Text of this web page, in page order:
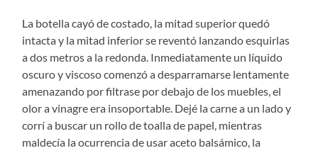
La botella cayó de costado, la mitad superior quedó
intacta y la mitad inferior se reventó lanzando esquirlas
a dos metros a la redonda. Inmediatamente un líquido
oscuro y viscoso comenzó a desparramarse lentamente
amenazando por filtrase por debajo de los muebles, el
olor a vinagre era insoportable. Dejé la carne a un lado y
corrí a buscar un rollo de toalla de papel, mientras
maldecía la ocurrencia de usar aceto balsámico, la